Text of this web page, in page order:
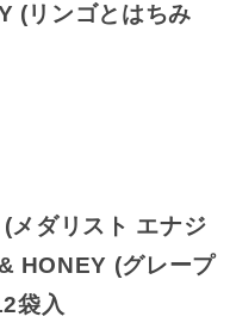
(リンゴとはちみ
ダリスト エナジ
HONEY (グレープ
袋入